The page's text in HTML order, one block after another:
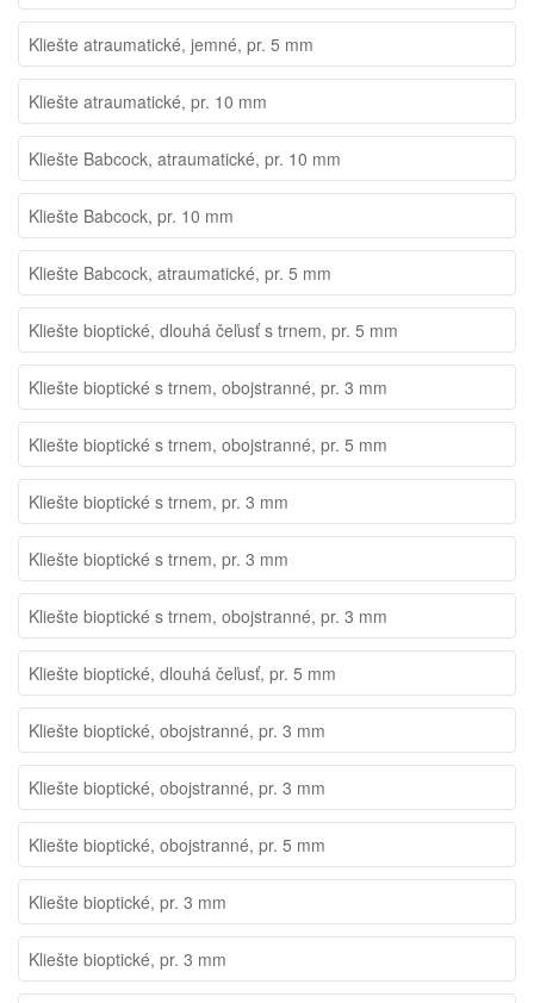
Kliešte atraumatické, jemné, pr. 5 mm
Kliešte atraumatické, pr. 10 mm
Kliešte Babcock, atraumatické, pr. 10 mm
Kliešte Babcock, pr. 10 mm
Kliešte Babcock, atraumatické, pr. 5 mm
Kliešte bioptické, dlouhá čeľusť s trnem, pr. 5 mm
Kliešte bioptické s trnem, obojstranné, pr. 3 mm
Kliešte bioptické s trnem, obojstranné, pr. 5 mm
Kliešte bioptické s trnem, pr. 3 mm
Kliešte bioptické s trnem, pr. 3 mm
Kliešte bioptické s trnem, obojstranné, pr. 3 mm
Kliešte bioptické, dlouhá čeľusť, pr. 5 mm
Kliešte bioptické, obojstranné, pr. 3 mm
Kliešte bioptické, obojstranné, pr. 3 mm
Kliešte bioptické, obojstranné, pr. 5 mm
Kliešte bioptické, pr. 3 mm
Kliešte bioptické, pr. 3 mm